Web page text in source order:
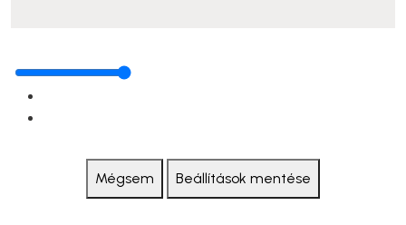
Mégsem Beállítások mentése